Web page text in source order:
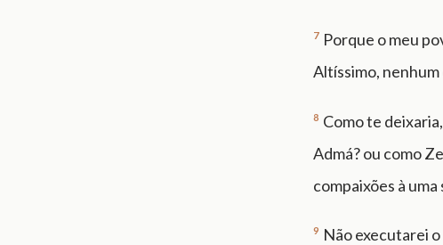
7 Porque o meu
Altíssimo, nenhum
8 Como te
Admá? ou como
compaixões à uma
9 Não executarei